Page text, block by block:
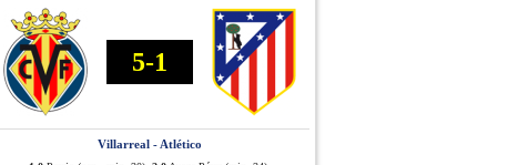
5-1
Villarreal - Atlético